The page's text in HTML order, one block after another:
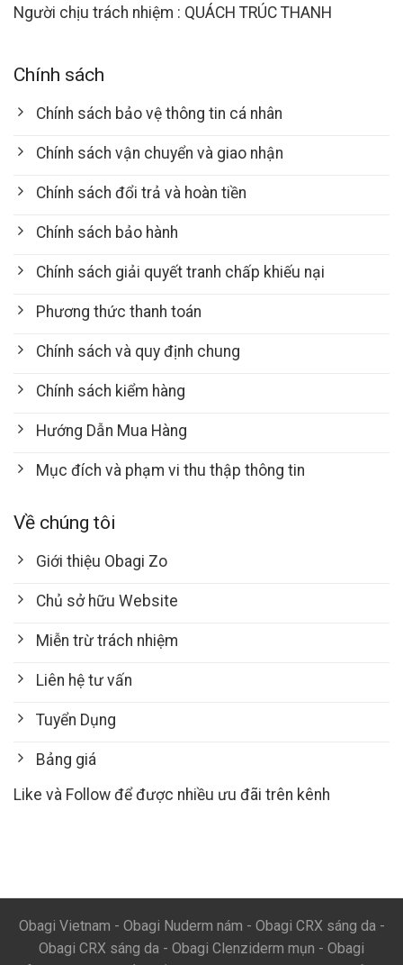
Người chịu trách nhiệm : QUÁCH TRÚC THANH
Chính sách
Chính sách bảo vệ thông tin cá nhân
Chính sách vận chuyển và giao nhận
Chính sách đổi trả và hoàn tiền
Chính sách bảo hành
Chính sách giải quyết tranh chấp khiếu nại
Phương thức thanh toán
Chính sách và quy định chung
Chính sách kiểm hàng
Hướng Dẫn Mua Hàng
Mục đích và phạm vi thu thập thông tin
Về chúng tôi
Giới thiệu Obagi Zo
Chủ sở hữu Website
Miễn trừ trách nhiệm
Liên hệ tư vấn
Tuyển Dụng
Bảng giá
Like và Follow để được nhiều ưu đãi trên kênh
Obagi Vietnam - Obagi Nuderm nám - Obagi CRX sáng da -
Obagi CRX sáng da - Obagi Clenziderm mụn - Obagi